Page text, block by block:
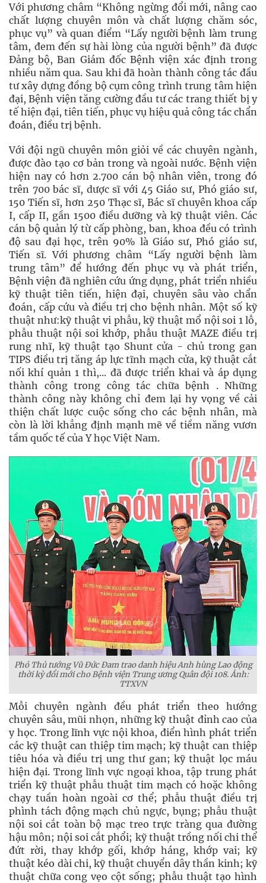
Với phương châm “Không ngừng đổi mới, nâng cao
chất lượng chuyên môn và chất lượng chăm sóc,
phục vụ” và quan điểm “Lấy người bệnh làm trung
tâm, đem đến sự hài lòng của người bệnh” đã được
Đảng bộ, Ban Giám đốc Bệnh viện xác định trong
nhiều năm qua. Sau khi đã hoàn thành công tác đầu
tư xây dựng đồng bộ cụm công trình trung tâm hiện
đại, Bệnh viện tăng cường đầu tư các trang thiết bị y
tế hiện đại, tiên tiến, phục vụ hiệu quả công tác chẩn
đoán, điều trị bệnh.
Với đội ngũ chuyên môn giỏi về các chuyên ngành,
được đào tạo cơ bản trong và ngoài nước. Bệnh viện
hiện nay có hơn 2.700 cán bộ nhân viên, trong đó
trên 700 bác sĩ, dược sĩ với 45 Giáo sư, Phó giáo sư,
150 Tiến sĩ, hơn 250 Thạc sĩ, Bác sĩ chuyên khoa cấp
I, cấp II, gần 1500 điều dưỡng và kỹ thuật viên. Các
cán bộ quản lý từ cấp phòng, ban, khoa đều có trình
độ sau đại học, trên 90% là Giáo sư, Phó giáo sư,
Tiến sĩ. Với phương châm “Lấy người bệnh làm
trung tâm” để hướng đến phục vụ và phát triển,
Bệnh viện đã nghiên cứu ứng dụng, phát triển nhiều
kỹ thuật tiên tiến, hiện đại, chuyên sâu vào chẩn
đoán, cấp cứu và điều trị cho bệnh nhân. Một số kỹ
thuật như:kỹ thuật vi phẫu, kỹ thuật mổ nội soi 1 lỗ,
phẫu thuật nội soi khớp, phẫu thuật MAZE điều trị
rung nhĩ, kỹ thuật tạo Shunt cửa - chủ trong gan
TIPS điều trị tăng áp lực tĩnh mạch cửa, kỹ thuật cắt
nối khí quản 1 thì,... đã được triển khai và áp dụng
thành công trong công tác chữa bệnh . Những
thành công này không chỉ đem lại hy vọng về cải
thiện chất lược cuộc sống cho các bệnh nhân, mà
còn là lời khẳng định mạnh mẽ về tiềm năng vươn
tầm quốc tế của Y học Việt Nam.
Phó Thủ tướng Vũ Đức Đam trao danh hiệu Anh hùng Lao động
thời kỳ đổi mới cho Bệnh viện Trung ương Quân đội 108. Ảnh:
TTXVN
Mỗi chuyên ngành đều phát triển theo hướng
chuyên sâu, mũi nhọn, những kỹ thuật đỉnh cao của
y học. Trong lĩnh vực nội khoa, điển hình phát triển
các kỹ thuật can thiệp tim mạch; kỹ thuật can thiệp
tiêu hóa và điều trị ung thư gan; kỹ thuật lọc máu
hiện đại. Trong lĩnh vực ngoại khoa, tập trung phát
triển kỹ thuật phẫu thuật tim mạch có hoặc không
chạy tuần hoàn ngoài cơ thể; phẫu thuật điều trị
phình tách động mạch chủ ngực, bụng; phẫu thuật
nội soi cắt toàn bộ mạc treo trực tràng qua đường
hậu môn; nội soi cắt phổi; kỹ thuật trồng nối chi thể
đứt rời, thay khớp gối, khớp háng, khớp vai; kỹ
thuật kéo dài chi, kỹ thuật chuyển dây thần kinh; kỹ
thuật chữa cong vẹo cột sống; phẫu thuật tạo hình